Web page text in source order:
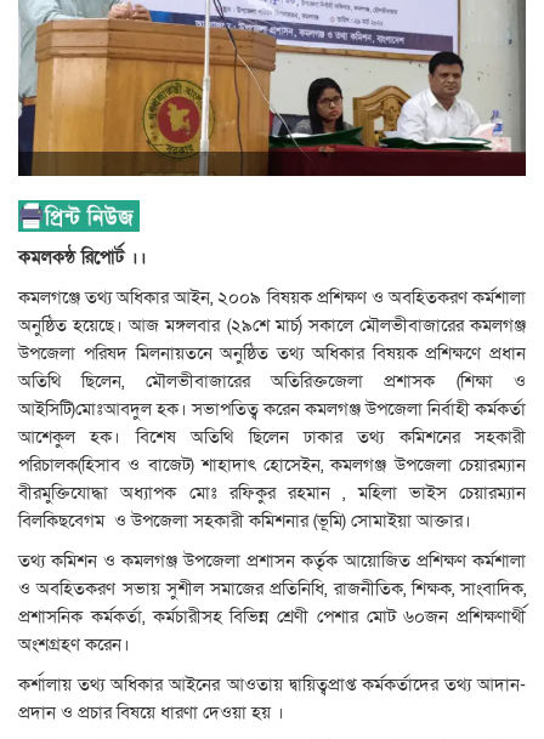
কমলকন্ঠ রিপোর্ট ।।
কমলগঞ্জে তথ্য অধিকার আইন, ২০০৯ বিষয়ক প্রশিক্ষণ ও অবহিতকরণ কর্মশালা
অনুষ্ঠিত হয়েছে। আজ মঙ্গলবার (২৯শে মার্চ) সকালে মৌলভীবাজারের কমলগঞ্জ
উপজেলা পরিষদ মিলনায়তনে অনুষ্ঠিত তথ্য অধিকার বিষয়ক প্রশিক্ষণে প্রধান
অতিথি ছিলেন, মৌলভীবাজারের অতিরিক্তজেলা প্রশাসক (শিক্ষা ও
আইসিটি)মোঃআবদুল হক। সভাপতিত্ব করেন কমলগঞ্জ উপজেলা নির্বাহী কর্মকর্তা
আশেকুল হক। বিশেষ অতিথি ছিলেন ঢাকার তথ্য কমিশনের সহকারী
পরিচালক(হিসাব ও বাজেট) শাহাদাৎ হোসেইন, কমলগঞ্জ উপজেলা চেয়ারম্যান
বীরমুক্তিযোদ্ধা অধ্যাপক মোঃ রফিকুর রহমান , মহিলা ভাইস চেয়ারম্যান
বিলকিছবেগম ও উপজেলা সহকারী কমিশনার (ভূমি) সোমাইয়া আক্তার।
তথ্য কমিশন ও কমলগঞ্জ উপজেলা প্রশাসন কর্তৃক আয়োজিত প্রশিক্ষণ কর্মশালা
ও অবহিতকরণ সভায় সুশীল সমাজের প্রতিনিধি, রাজনীতিক, শিক্ষক, সাংবাদিক,
প্রশাসনিক কর্মকর্তা, কর্মচারীসহ বিভিন্ন শ্রেণী পেশার মোট ৬০জন প্রশিক্ষণার্থী
অংশগ্রহণ করেন।
কর্শালায় তথ্য অধিকার আইনের আওতায় দ্বায়িত্বপ্রাপ্ত কর্মকর্তাদের তথ্য আদান-
প্রদান ও প্রচার বিষয়ে ধারণা দেওয়া হয় ।